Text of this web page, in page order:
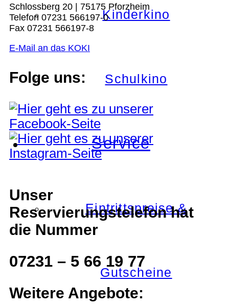
Kinderkino
Schulkino
Service
Eintrittspreise &
Gutscheine
Schlossberg 20 | 75175 Pforzheim
Telefon 07231 566197-0
Fax 07231 566197-8
E-Mail an das KOKI
Folge uns:
Unser
Reservierungstelefon hat
die Nummer
07231 – 5 66 19 77
Weitere Angebote: